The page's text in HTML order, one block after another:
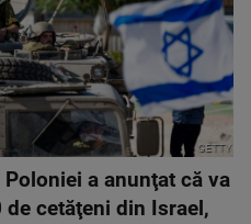
GETTY
a anunţat că va
cetăţeni din Israel,